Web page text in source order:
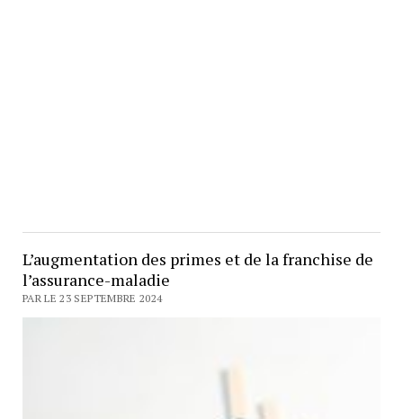
L’augmentation des primes et de la franchise de
l’assurance-maladie
PAR LE 23 SEPTEMBRE 2024